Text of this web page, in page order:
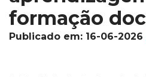
formação
Publicado em: 16-06-2026